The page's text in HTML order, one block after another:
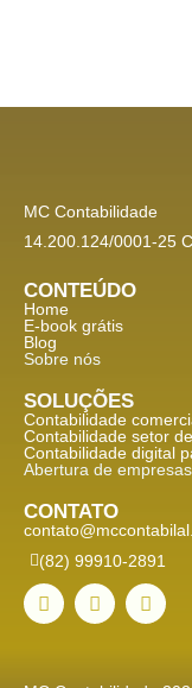
MC Contabilidade
14.200.124/0001-25
CONTEÚDO
Home
E-book grátis
Blog
Sobre nós
SOLUÇÕES
Contabilidade
Contabilidade setor de
Contabilidade digital
Abertura de empresas
CONTATO
(82) 99910-2891